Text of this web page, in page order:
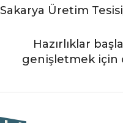
Sakarya Üretim
Hazırlıklar
genişletmek için